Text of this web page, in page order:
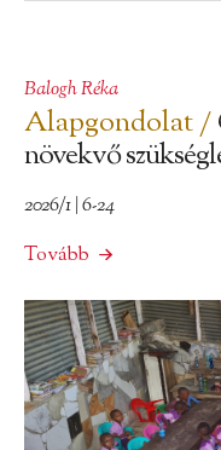
Balogh Réka
Alapgondolat /
növekvő
2026/1 | 6-24
Tovább